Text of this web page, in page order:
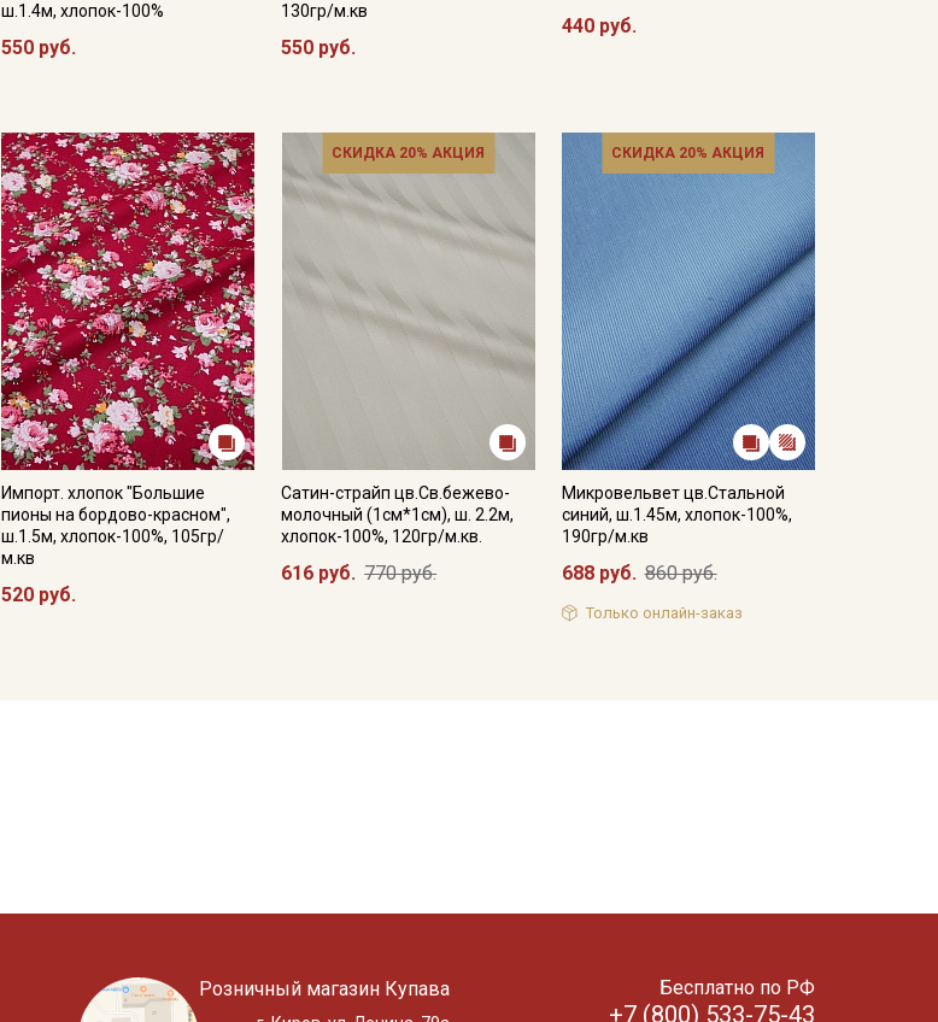
ш.1.4м, хлопок-100%
550 руб.
130гр/м.кв
550 руб.
440 руб.
Импорт. хлопок "Большие
пионы на бордово-красном",
ш.1.5м, хлопок-100%, 105гр/
м.кв
520 руб.
СКИДКА 20% АКЦИЯ
Сатин-страйп цв.Св.бежево-
молочный (1см*1см), ш. 2.2м,
хлопок-100%, 120гр/м.кв.
616 руб. 770 руб.
СКИДКА 20% АКЦИЯ
Микровельвет цв.Стальной
синий, ш.1.45м, хлопок-100%,
190гр/м.кв
688 руб. 860 руб.
Только онлайн-заказ
Розничный магазин Купава Бесплатно по РФ
+7 (800) 533-75-43